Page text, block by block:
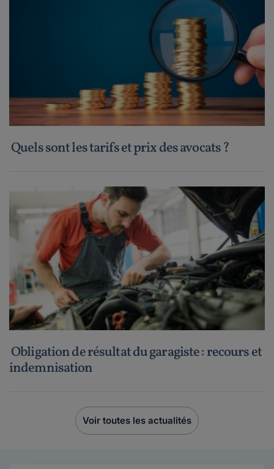
Quels sont les tarifs et prix des avocats ?
Obligation de résultat du garagiste : recours et
indemnisation
Voir toutes les actualités